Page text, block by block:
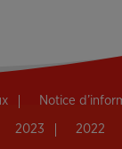
Notice
2023 2022